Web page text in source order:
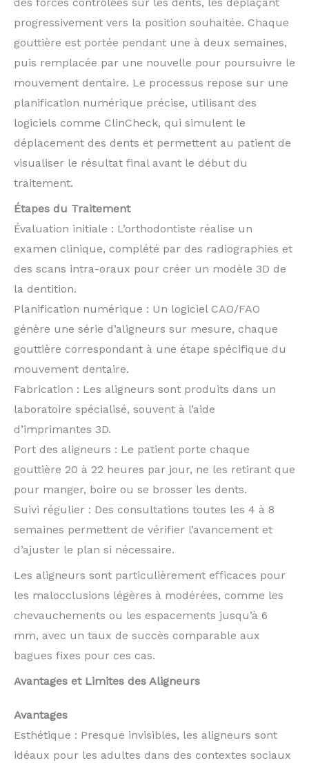
progressivement vers la position souhaitée. Chaque
gouttière est portée pendant une à deux semaines,
puis remplacée par une nouvelle pour poursuivre le
mouvement dentaire. Le processus repose sur une
planification numérique précise, utilisant des
logiciels comme ClinCheck, qui simulent le
déplacement des dents et permettent au patient de
visualiser le résultat final avant le début du
traitement.
Étapes du Traitement
Évaluation initiale : L’orthodontiste réalise un
examen clinique, complété par des radiographies et
des scans intra-oraux pour créer un modèle 3D de
la dentition.
Planification numérique : Un logiciel CAO/FAO
génère une série d’aligneurs sur mesure, chaque
gouttière correspondant à une étape spécifique du
mouvement dentaire.
Fabrication : Les aligneurs sont produits dans un
laboratoire spécialisé, souvent à l’aide
d’imprimantes 3D.
Port des aligneurs : Le patient porte chaque
gouttière 20 à 22 heures par jour, ne les retirant que
pour manger, boire ou se brosser les dents.
Suivi régulier : Des consultations toutes les 4 à 8
semaines permettent de vérifier l’avancement et
d’ajuster le plan si nécessaire.
Les aligneurs sont particulièrement efficaces pour
les malocclusions légères à modérées, comme les
chevauchements ou les espacements jusqu’à 6
mm, avec un taux de succès comparable aux
bagues fixes pour ces cas.
Avantages et Limites des Aligneurs
Avantages
Esthétique : Presque invisibles, les aligneurs sont
idéaux pour les adultes dans des contextes sociaux